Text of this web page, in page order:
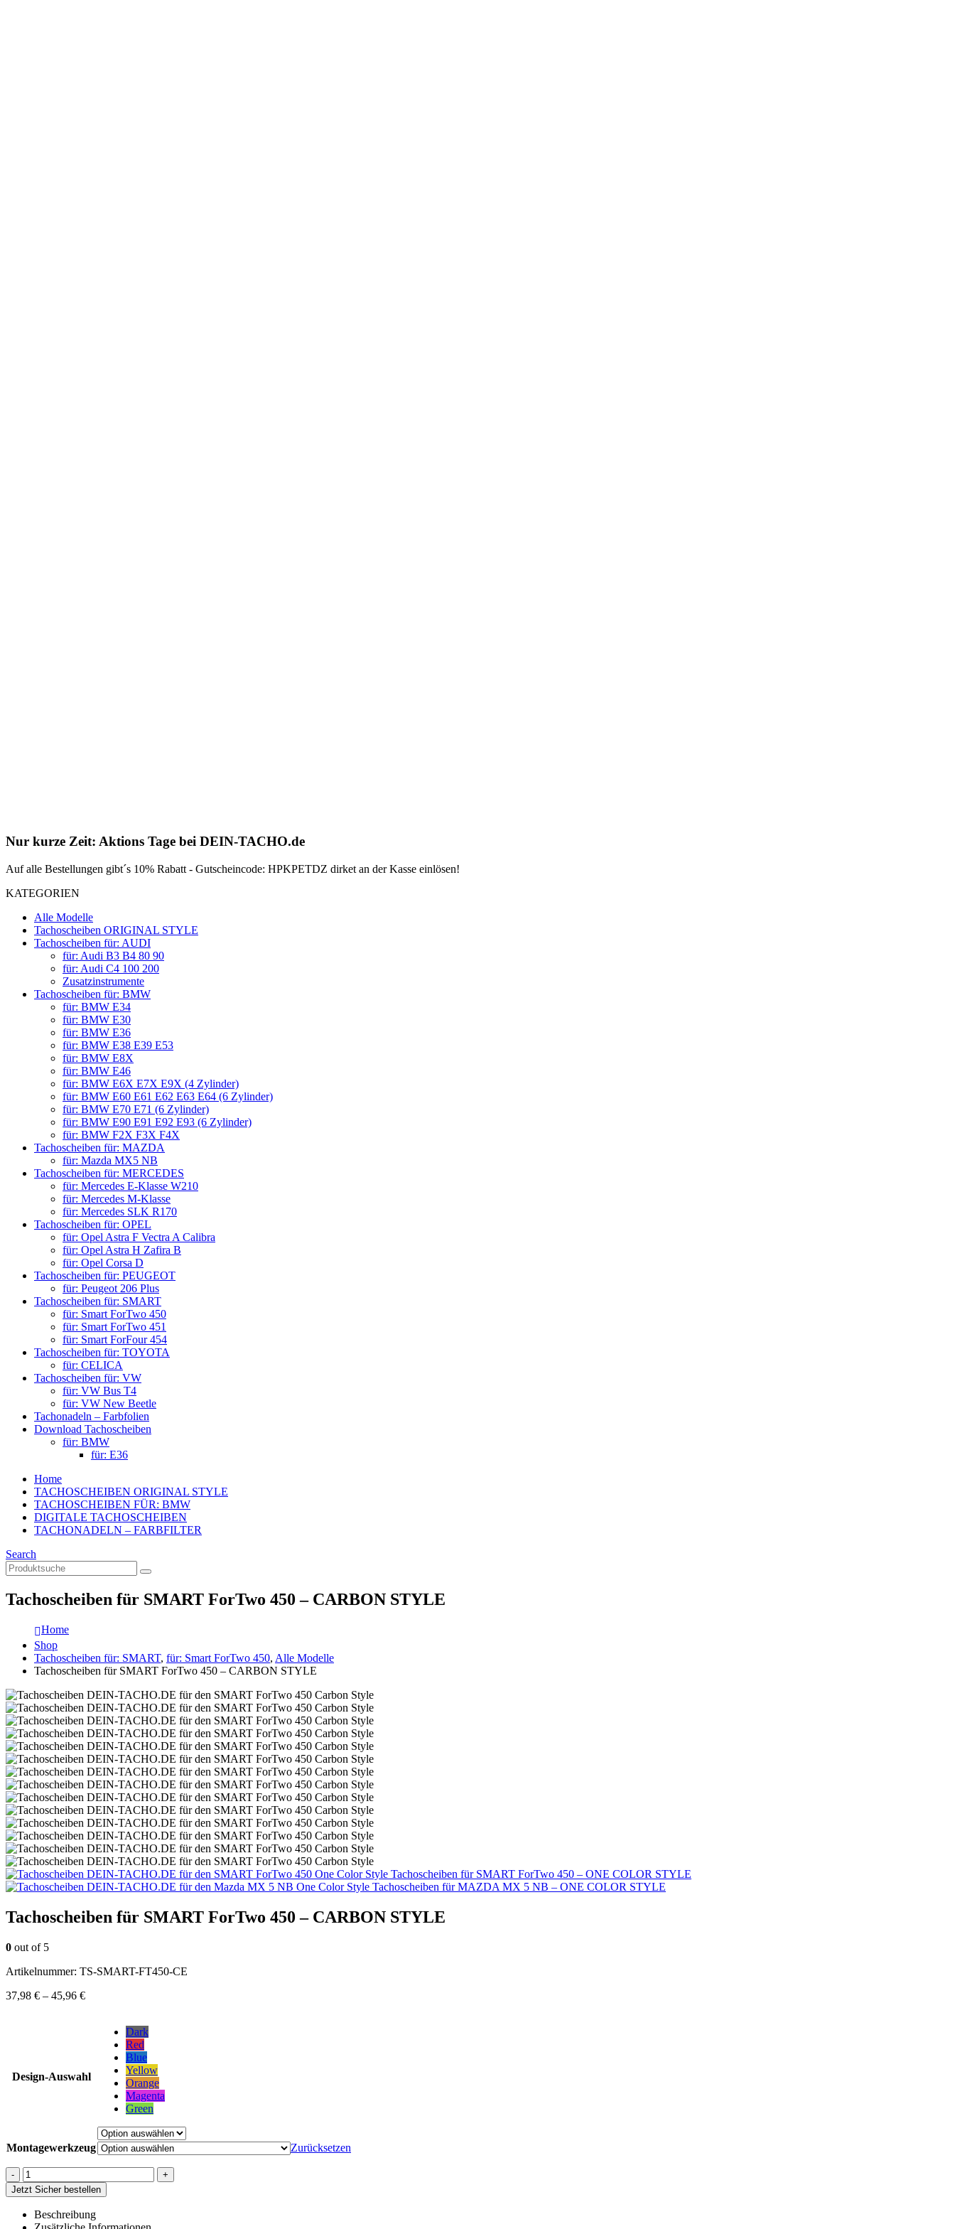
Nur kurze Zeit: Aktions Tage bei DEIN-TACHO.de
Auf alle Bestellungen gibt´s 10% Rabatt - Gutscheincode: HPKPETDZ dirket an der Kasse einlösen!
KATEGORIEN
Alle Modelle
Tachoscheiben ORIGINAL STYLE
Tachoscheiben für: AUDI
für: Audi B3 B4 80 90
für: Audi C4 100 200
Zusatzinstrumente
Tachoscheiben für: BMW
für: BMW E34
für: BMW E30
für: BMW E36
für: BMW E38 E39 E53
für: BMW E8X
für: BMW E46
für: BMW E6X E7X E9X (4 Zylinder)
für: BMW E60 E61 E62 E63 E64 (6 Zylinder)
für: BMW E70 E71 (6 Zylinder)
für: BMW E90 E91 E92 E93 (6 Zylinder)
für: BMW F2X F3X F4X
Tachoscheiben für: MAZDA
für: Mazda MX5 NB
Tachoscheiben für: MERCEDES
für: Mercedes E-Klasse W210
für: Mercedes M-Klasse
für: Mercedes SLK R170
Tachoscheiben für: OPEL
für: Opel Astra F Vectra A Calibra
für: Opel Astra H Zafira B
für: Opel Corsa D
Tachoscheiben für: PEUGEOT
für: Peugeot 206 Plus
Tachoscheiben für: SMART
für: Smart ForTwo 450
für: Smart ForTwo 451
für: Smart ForFour 454
Tachoscheiben für: TOYOTA
für: CELICA
Tachoscheiben für: VW
für: VW Bus T4
für: VW New Beetle
Tachonadeln – Farbfolien
Download Tachoscheiben
für: BMW
für: E36
Home
TACHOSCHEIBEN ORIGINAL STYLE
TACHOSCHEIBEN FÜR: BMW
DIGITALE TACHOSCHEIBEN
TACHONADELN – FARBFILTER
Search
Tachoscheiben für SMART ForTwo 450 – CARBON STYLE
Home
Shop
Tachoscheiben für: SMART, für: Smart ForTwo 450, Alle Modelle
Tachoscheiben für SMART ForTwo 450 – CARBON STYLE
Tachoscheiben für SMART ForTwo 450 – ONE COLOR STYLE
Tachoscheiben für MAZDA MX 5 NB – ONE COLOR STYLE
Tachoscheiben für SMART ForTwo 450 – CARBON STYLE
0 out of 5
Artikelnummer: TS-SMART-FT450-CE
37,98 € – 45,96 €
Design-Auswahl
Dark
Red
Blue
Yellow
Orange
Magenta
Green
Montagewerkzeug Zurücksetzen
-
+
Jetzt Sicher bestellen
Beschreibung